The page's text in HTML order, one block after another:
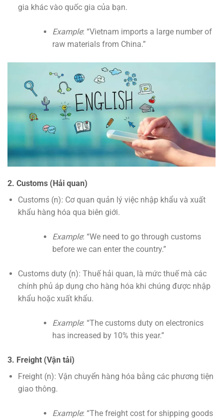
gia khác vào quốc gia của bạn.
Example: “Vietnam imports a large number of
raw materials from China.”
2. Customs (Hải quan)
Customs (n): Cơ quan quản lý việc nhập khẩu và xuất
khẩu hàng hóa qua biên giới.
Example: “We need to go through customs
before we can enter the country.”
Customs duty (n): Thuế hải quan, là mức thuế mà các
chính phủ áp dụng cho hàng hóa khi chúng được nhập
khẩu hoặc xuất khẩu.
Example: “The customs duty on electronics
has increased by 10% this year.”
3. Freight (Vận tải)
Freight (n): Vận chuyển hàng hóa bằng các phương tiện
giao thông.
Example: “The freight cost for shipping goods